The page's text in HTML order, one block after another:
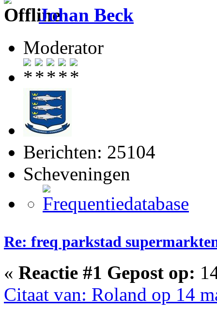
Johan Beck
Moderator
Berichten: 25104
Scheveningen
Re: freq parkstad
« Reactie #1 Gepost op:
Citaat van: Roland op 14